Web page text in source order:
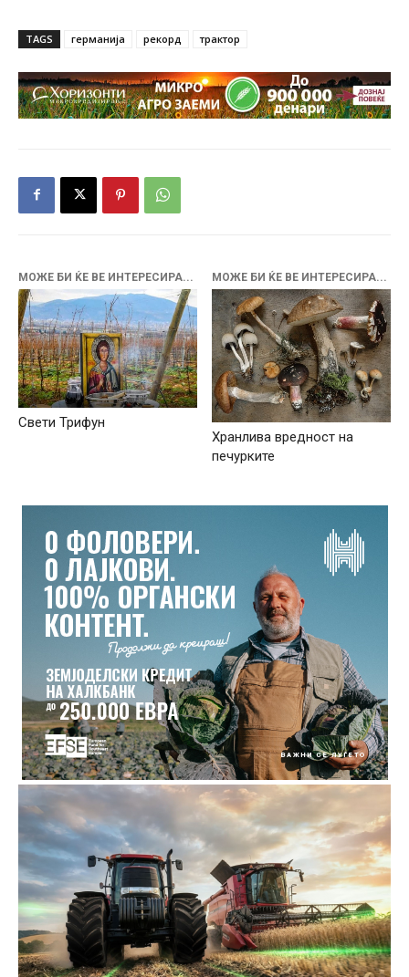
TAGS германија рекорд трактор
МОЖЕ БИ ЌЕ ВЕ ИНТЕРЕСИРА...
Свети Трифун
МОЖЕ БИ ЌЕ ВЕ ИНТЕРЕСИРА...
Хранлива вредност на
печурките